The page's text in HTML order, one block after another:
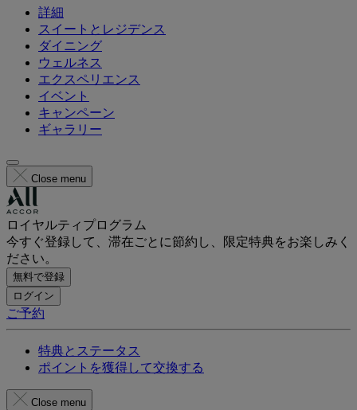
詳細
スイートとレジデンス
ダイニング
ウェルネス
エクスペリエンス
イベント
キャンペーン
ギャラリー
Close menu
ロイヤルティプログラム
今すぐ登録して、滞在ごとに節約し、限定特典をお楽しみく
ださい。
無料で登録
ログイン
ご予約
特典とステータス
ポイントを獲得して交換する
Close menu